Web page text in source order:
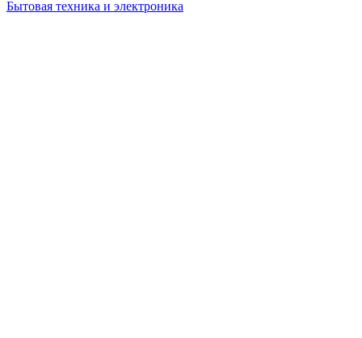
Бытовая техника и электроника